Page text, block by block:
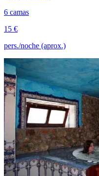
6 camas
15 €
pers./noche (aprox.)